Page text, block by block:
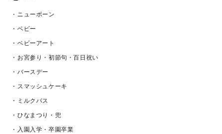
・ニューボーン
・ベビー
・ベビーアート
・お宮参り・初節句・百日祝い
・バースデー
・スマッシュケーキ
・ミルクバス
・ひなまつり・兜
・入園入学・卒園卒業